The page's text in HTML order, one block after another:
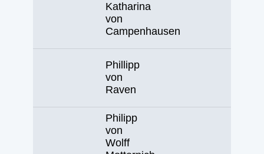
Katharina
von
Campenhausen
Phillipp
von
Raven
Philipp
von
Wolff